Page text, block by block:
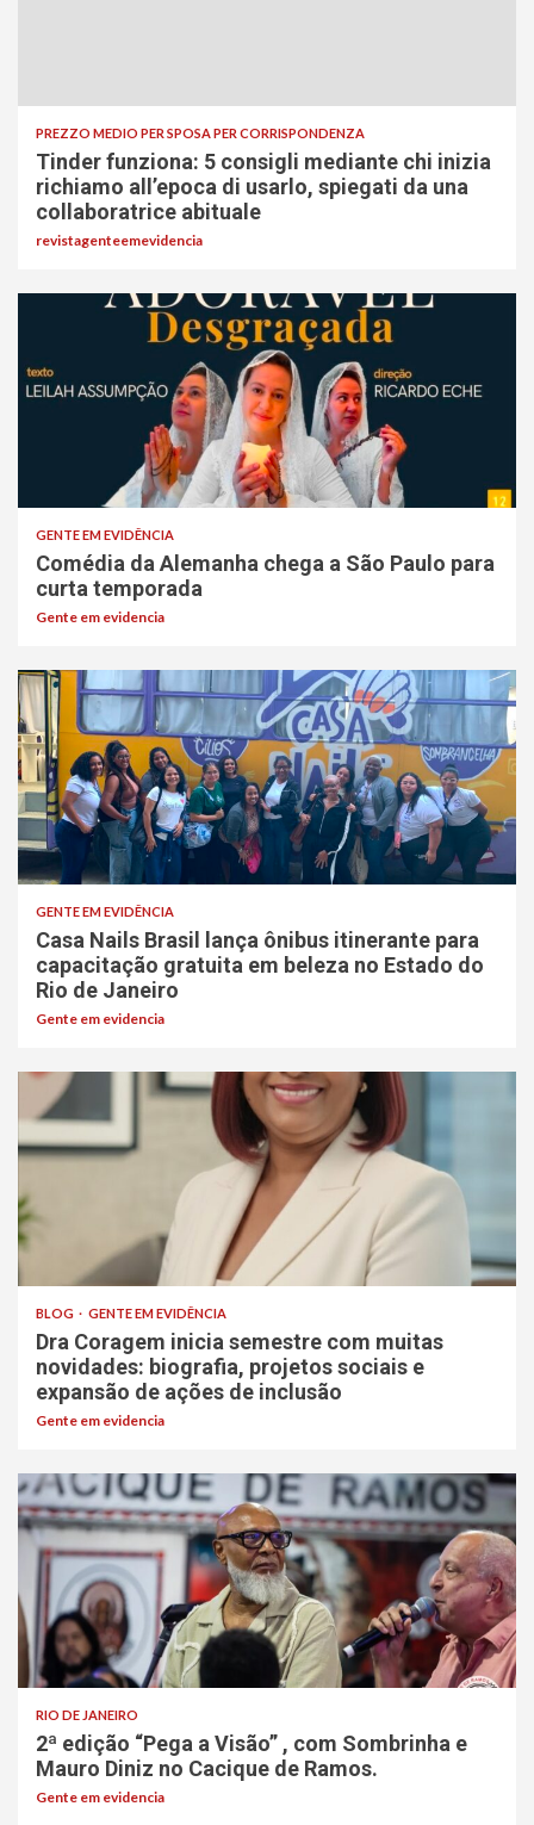
PREZZO MEDIO PER SPOSA PER CORRISPONDENZA
Tinder funziona: 5 consigli mediante chi inizia
richiamo all’epoca di usarlo, spiegati da una
collaboratrice abituale
revistagenteemevidencia
GENTE EM EVIDÊNCIA
Comédia da Alemanha chega a São Paulo para
curta temporada
Gente em evidencia
GENTE EM EVIDÊNCIA
Casa Nails Brasil lança ônibus itinerante para
capacitação gratuita em beleza no Estado do
Rio de Janeiro
Gente em evidencia
BLOG GENTE EM EVIDÊNCIA
Dra Coragem inicia semestre com muitas
novidades: biografia, projetos sociais e
expansão de ações de inclusão
Gente em evidencia
RIO DE JANEIRO
2ª edição “Pega a Visão” , com Sombrinha e
Mauro Diniz no Cacique de Ramos.
Gente em evidencia